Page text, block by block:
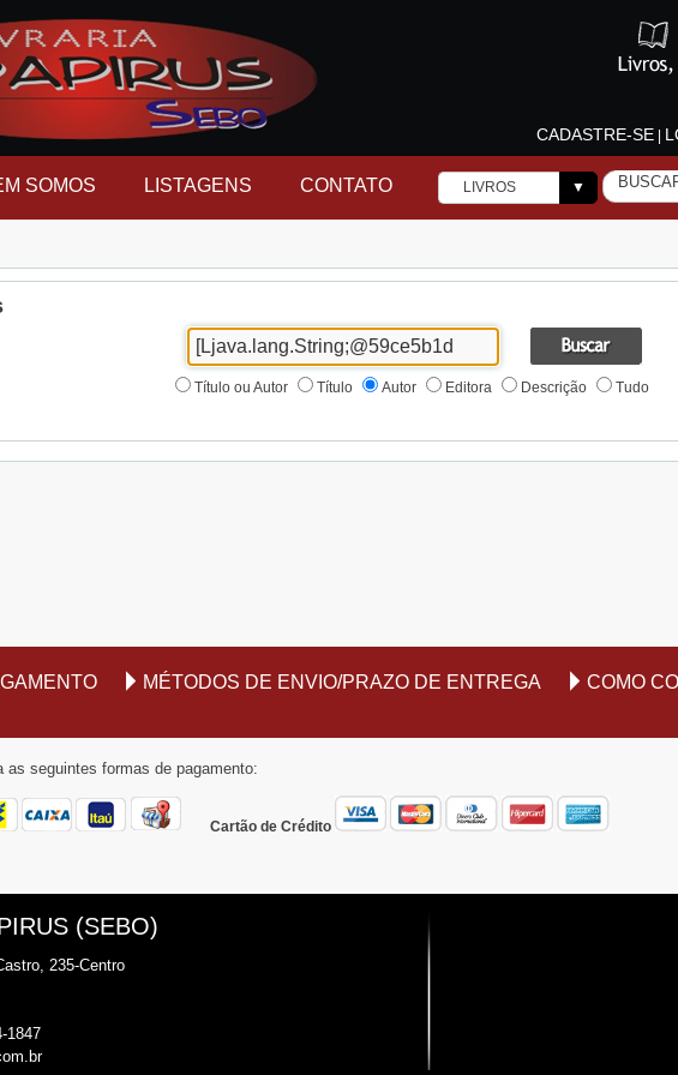
CADASTRE-SE
SOMOS LISTAGENS CONTATO LIVROS ▼
Título ou Autor Título Autor Editora Descrição Tudo
MÉTODOS DE ENVIO/PRAZO DE ENTREGA COMO
as seguintes formas de pagamento:
Cartão de Crédito
(SEBO)
235-Centro
1847